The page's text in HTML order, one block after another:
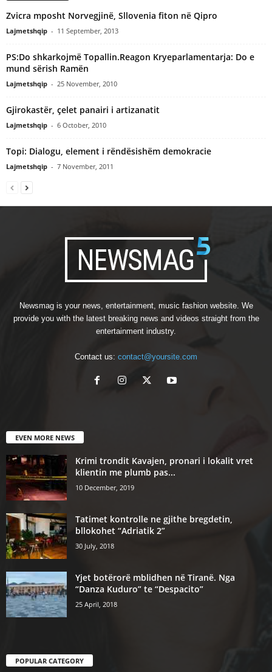
Zvicra mposht Norvegjinë, Sllovenia fiton në Qipro
Lajmetshqip - 11 September, 2013
PS:Do shkarkojmë Topallin.Reagon Kryeparlamentarja: Do e
mund sërish Ramën
Lajmetshqip - 25 November, 2010
Gjirokastër, çelet panairi i artizanatit
Lajmetshqip - 6 October, 2010
Topi: Dialogu, element i rëndësishëm demokracie
Lajmetshqip - 7 November, 2011
Newsmag is your news, entertainment, music fashion website. We
provide you with the latest breaking news and videos straight from the
entertainment industry.
Contact us: contact@yoursite.com
EVEN MORE NEWS
Krimi trondit Kavajen, pronari i lokalit vret
klientin me plumb pas...
10 December, 2019
Tatimet kontrolle ne gjithe bregdetin,
bllokohet “Adriatik 2”
30 July, 2018
Yjet botërorë mblidhen në Tiranë. Nga
“Danza Kuduro” te “Despacito”
25 April, 2018
POPULAR CATEGORY